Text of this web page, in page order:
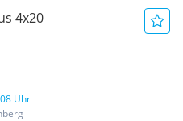
4x20
Uhr